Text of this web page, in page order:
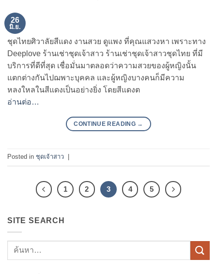
26
มิ.ย.
ชุดไทยศิวาลัยสีแดง งานสวย ดูแพง ที่คุณแสวงหา เพราะทาง
Deeplove ร้านเช่าชุดเจ้าสาว ร้านเช่าชุดเจ้าสาวชุดไทย ที่มี
บริการที่ดีที่สุด เชื่อมั่นมาตลอดว่าความสวยของผู้หญิงนั้น
แตกต่างกันไปฌพาะบุคคล และผู้หญิงบางคนก็มีความ
หลงใหลในสีแดงเป็นอย่างยิ่ง โดยสีแดงต
อ่านต่อ…
CONTINUE READING →
Posted in ชุดเจ้าสาว
1 2 3 4 5
SITE SEARCH